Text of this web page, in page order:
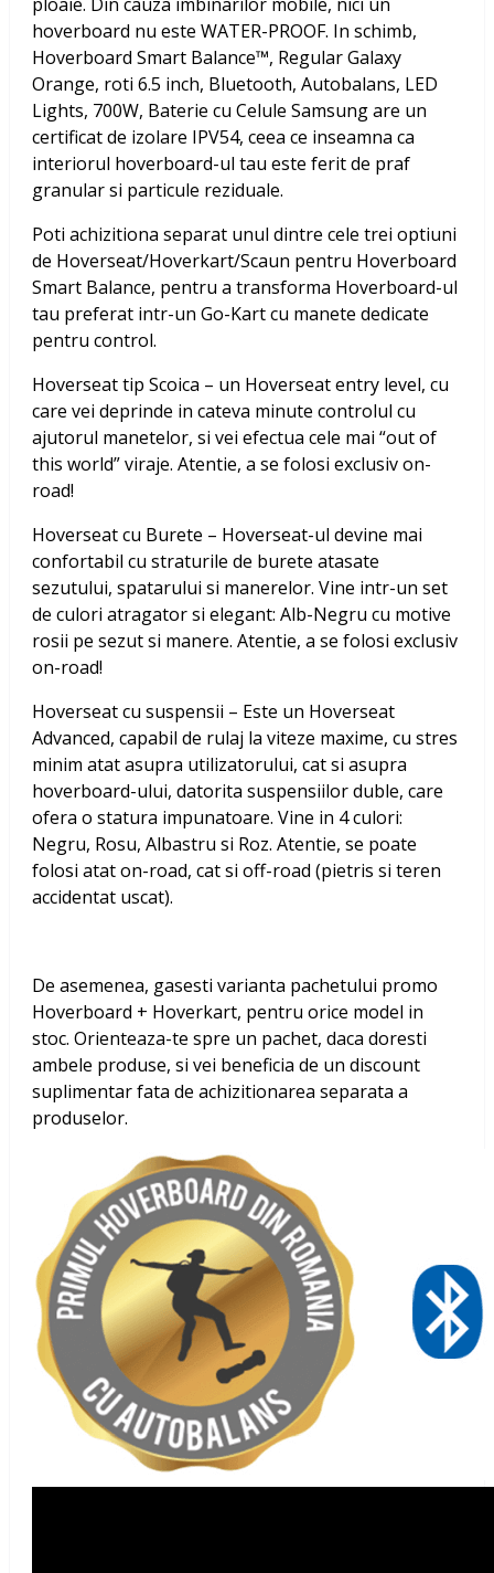
hoverboard nu este WATER-PROOF. In schimb,
Hoverboard Smart Balance™, Regular Galaxy
Orange, roti 6.5 inch, Bluetooth, Autobalans, LED
Lights, 700W, Baterie cu Celule Samsungare un
certificat de izolare IPV54, ceea ce inseamna ca
interiorul hoverboard-ul tau este ferit de praf
granular si particule reziduale.
Poti achizitiona separat unul dintre cele trei optiuni
de Hoverseat/Hoverkart/Scaun pentru Hoverboard
Smart Balance, pentru a transforma Hoverboard-ul
tau preferat intr-un Go-Kart cu manete dedicate
pentru control.
Hoverseat tip Scoica – un Hoverseat entry level, cu
care vei deprinde in cateva minute controlul cu
ajutorul manetelor, si vei efectua cele mai “out of
this world” viraje. Atentie, a se folosi exclusiv on-
road!
Hoverseat cu Burete – Hoverseat-ul devine mai
confortabil cu straturile de burete atasate
sezutului, spatarului si manerelor. Vine intr-un set
de culori atragator si elegant: Alb-Negru cu motive
rosii pe sezut si manere. Atentie, a se folosi exclusiv
on-road!
Hoverseat cu suspensii – Este un Hoverseat
Advanced, capabil de rulaj la viteze maxime, cu stres
minim atat asupra utilizatorului, cat si asupra
hoverboard-ului, datorita suspensiilor duble, care
ofera o statura impunatoare. Vine in 4 culori:
Negru, Rosu, Albastru si Roz. Atentie, se poate
folosi atat on-road, cat si off-road (pietris si teren
accidentat uscat).
De asemenea, gasesti varianta pachetului promo
Hoverboard + Hoverkart, pentru orice model in
stoc. Orienteaza-te spre un pachet, daca doresti
ambele produse, si vei beneficia de un discount
suplimentar fata de achizitionarea separata a
produselor.